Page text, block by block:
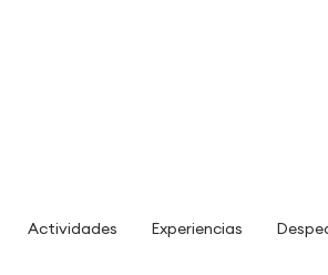
Actividades Experiencias